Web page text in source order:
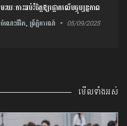
យៈការអប់រំចិត្តឱ្យផ្តោតលើបច្ចុប្បន្នភាព
ចំណេះជីវិត, ព្រឹត្តិការណ៍ 05/09/2025
មើលទាំងអស់